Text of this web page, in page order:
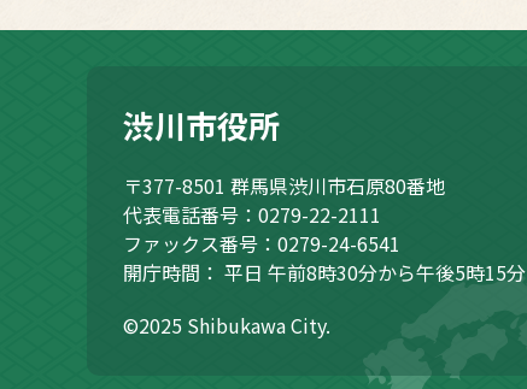
渋川市役所
〒377-8501 群馬県渋川市石原80番地
代表電話番号：0279-22-2111
ファックス番号：0279-24-6541
開庁時間： 平日 午前8時30分から午後5時15分
©2025 Shibukawa City.